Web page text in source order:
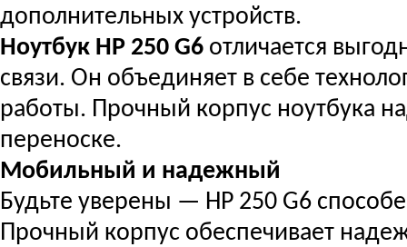
дополнительных устройств.
Ноутбук HP 250 G6 отличается
связи. Он объединяет в себе
работы. Прочный корпус ноутбука
переноске.
Мобильный и надежный
Будьте уверены — HP 250 G6
Прочный корпус обеспечивает